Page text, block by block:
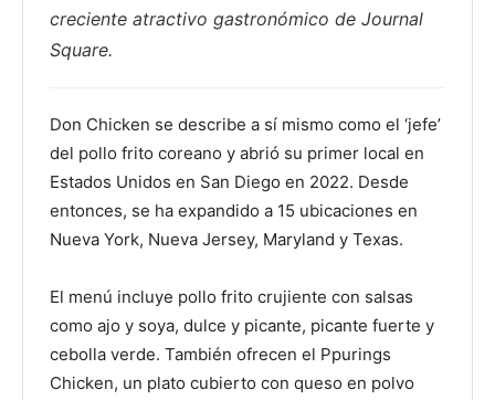
creciente atractivo gastronómico de Journal
Square.
Don Chicken se describe a sí mismo como el ‘jefe’
del pollo frito coreano y abrió su primer local en
Estados Unidos en San Diego en 2022. Desde
entonces, se ha expandido a 15 ubicaciones en
Nueva York, Nueva Jersey, Maryland y Texas.
El menú incluye pollo frito crujiente con salsas
como ajo y soya, dulce y picante, picante fuerte y
cebolla verde. También ofrecen el Ppurings
Chicken, un plato cubierto con queso en polvo